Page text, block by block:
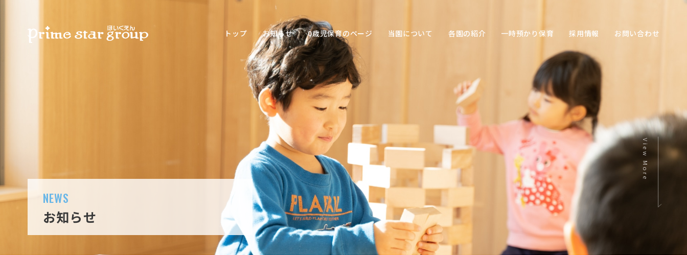
トップ お知らせ 0歳児保育のページ 当園について
環境
色
各園の紹介 一時預かり保育 採用情報 お問い合わせ
NEWS
お知らせ
View More